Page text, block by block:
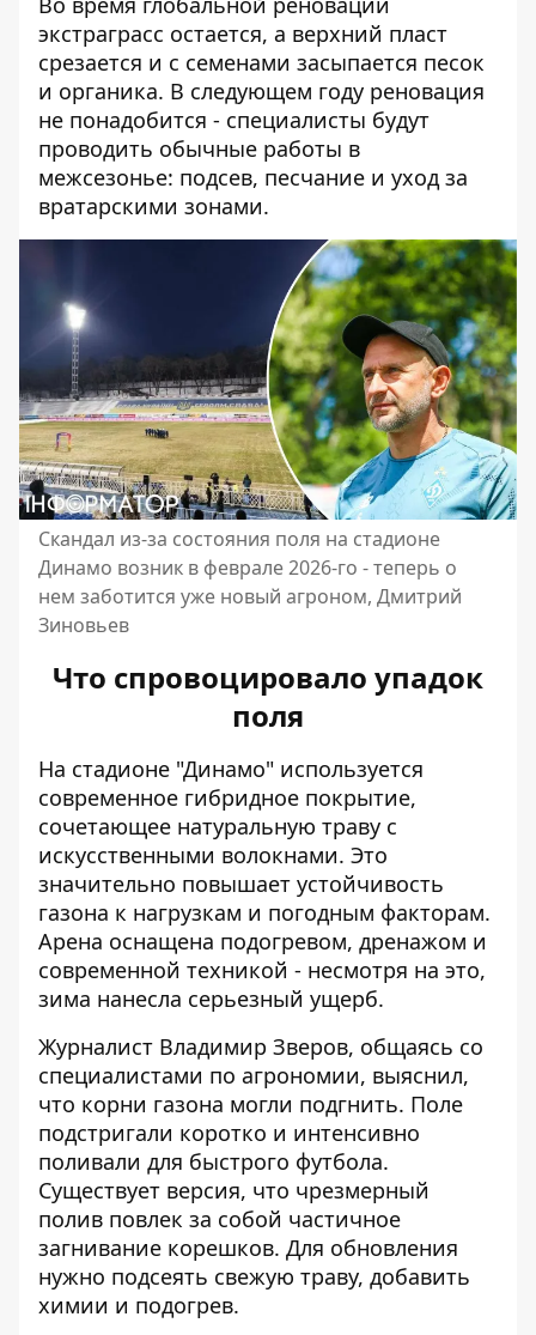
экстраграсс остается, а верхний пласт
срезается и с семенами засыпается песок
и органика. В следующем году реновация
не понадобится - специалисты будут
проводить обычные работы в
межсезонье: подсев, песчание и уход за
вратарскими зонами.
Скандал из-за состояния поля на стадионе
Динамо возник в феврале 2026-го - теперь о
нем заботится уже новый агроном, Дмитрий
Зиновьев
Что спровоцировало упадок
поля
На стадионе "Динамо" используется
современное гибридное покрытие,
сочетающее натуральную траву с
искусственными волокнами. Это
значительно повышает устойчивость
газона к нагрузкам и погодным факторам.
Арена оснащена подогревом, дренажом и
современной техникой - несмотря на это,
зима нанесла серьезный ущерб.
Журналист Владимир Зверов, общаясь со
специалистами по агрономии, выяснил,
что корни газона могли подгнить. Поле
подстригали коротко и интенсивно
поливали для быстрого футбола.
Существует версия, что чрезмерный
полив повлек за собой частичное
загнивание корешков. Для обновления
нужно подсеять свежую траву, добавить
химии и подогрев.